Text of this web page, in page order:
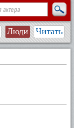
Люди Читать